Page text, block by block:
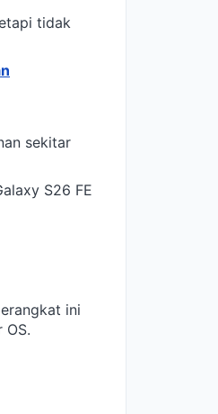
tidak
sekitar
S26 FE
ini
OS.